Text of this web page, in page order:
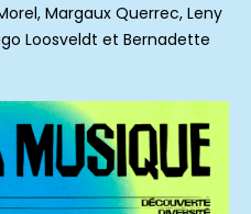
Margaux Querrec, Leny
Loosveldt et Bernadette